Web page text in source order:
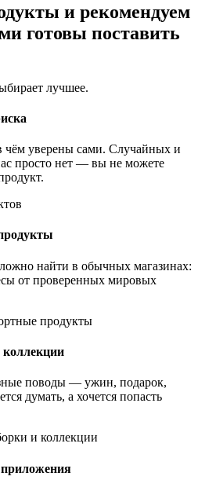
и рекомендуем
готовы поставить
лучшее.
чём уверены сами. Случайных и
просто нет — вы не можете
найти в обычных магазинах:
от проверенных мировых
поводы — ужин, подарок,
думать, а хочется попасть